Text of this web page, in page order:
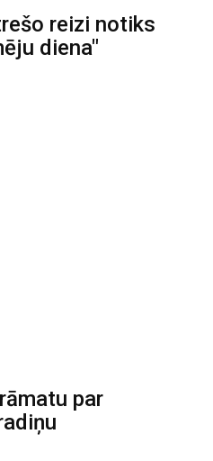
reizi notiks
diena"
par